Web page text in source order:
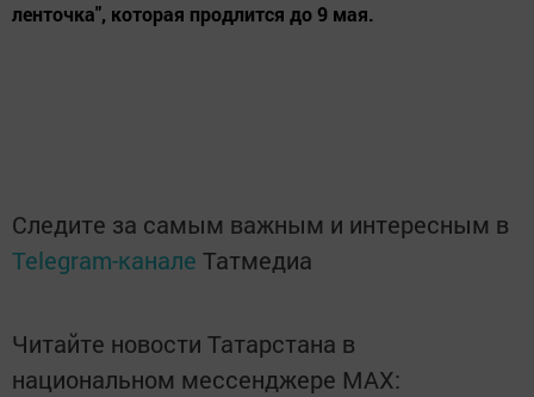
ленточка", которая продлится до 9 мая.
Следите за самым важным и интересным в
Telegram-канале Татмедиа
Читайте новости Татарстана в
национальном мессенджере MАХ: